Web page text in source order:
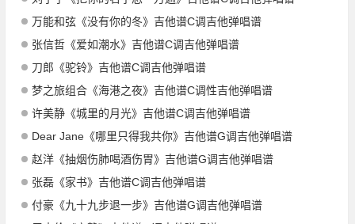
万能和弦《没有你的冬》吉他谱C调吉他弹唱谱
张信哲《爱如潮水》吉他谱C调吉他弹唱谱
刀郎《驼铃》吉他谱C调吉他弹唱谱
梦之旅组合《海港之夜》吉他谱C调性吉他弹唱谱
许美静《城里的月光》吉他谱C调吉他弹唱谱
Dear Jane《哪里只得我共你》吉他谱G调吉他弹唱谱
赵洋《抽烟伤肺喝酒伤胃》吉他谱G调吉他弹唱谱
张磊《家书》吉他谱C调吉他弹唱谱
付豪《九十九步退一步》吉他谱G调吉他弹唱谱